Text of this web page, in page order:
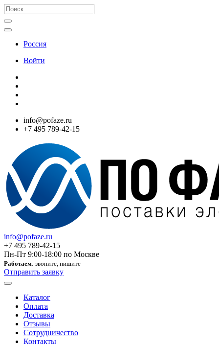
Россия
Войти
info@pofaze.ru
+7 495 789-42-15
info@pofaze.ru
+7 495 789-42-15
Пн-Пт 9:00-18:00 по Москве
Работаем: звоните, пишите
Отправить заявку
Каталог
Оплата
Доставка
Отзывы
Сотрудничество
Контакты